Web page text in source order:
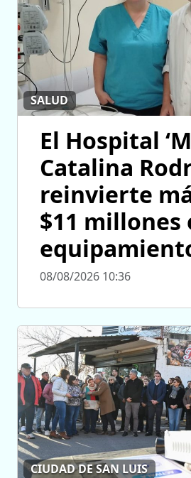
SALUD
El Hospital
Catalina
reinvierte
$11 millones
08/08/2026 10:36
CIUDAD DE SAN LUIS